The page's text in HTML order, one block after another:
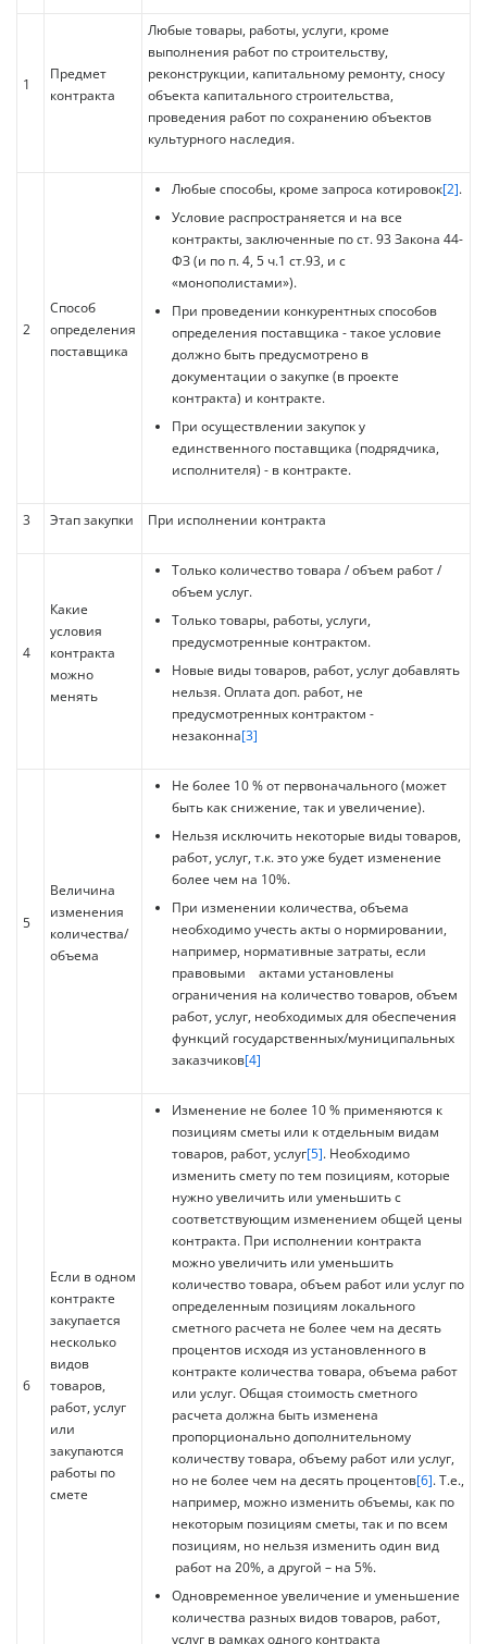
1
Предмет
контракта
Любые товары, работы, услуги, кроме
выполнения работ по строительству,
реконструкции, капитальному ремонту, сносу
объекта капитального строительства,
проведения работ по сохранению объектов
культурного наследия.
2
Способ
определения
поставщика
Любые способы, кроме запроса котировок[2].
Условие распространяется и на все
контракты, заключенные по ст. 93 Закона 44-
ФЗ (и по п. 4, 5 ч.1 ст.93, и с
«монополистами»).
При проведении конкурентных способов
определения поставщика - такое условие
должно быть предусмотрено в
документации о закупке (в проекте
контракта) и контракте.
При осуществлении закупок у
единственного поставщика (подрядчика,
исполнителя) - в контракте.
3 Этап закупки При исполнении контракта
4
Какие
условия
контракта
можно
менять
Только количество товара / объем работ /
объем услуг.
Только товары, работы, услуги,
предусмотренные контрактом.
Новые виды товаров, работ, услуг добавлять
нельзя. Оплата доп. работ, не
предусмотренных контрактом -
незаконна[3]
5
Величина
изменения
количества/
объема
Не более 10 % от первоначального (может
быть как снижение, так и увеличение).
Нельзя исключить некоторые виды товаров,
работ, услуг, т.к. это уже будет изменение
более чем на 10%.
При изменении количества, объема
необходимо учесть акты о нормировании,
например, нормативные затраты, если
правовыми актами установлены
ограничения на количество товаров, объем
работ, услуг, необходимых для обеспечения
функций государственных/муниципальных
заказчиков[4]
6
Если в одном
контракте
закупается
несколько
видов
товаров,
работ, услуг
или
закупаются
работы по
смете
Изменение не более 10 % применяются к
позициям сметы или к отдельным видам
товаров, работ, услуг[5]. Необходимо
изменить смету по тем позициям, которые
нужно увеличить или уменьшить с
соответствующим изменением общей цены
контракта. При исполнении контракта
можно увеличить или уменьшить
количество товара, объем работ или услуг по
определенным позициям локального
сметного расчета не более чем на десять
процентов исходя из установленного в
контракте количества товара, объема работ
или услуг. Общая стоимость сметного
расчета должна быть изменена
пропорционально дополнительному
количеству товара, объему работ или услуг,
но не более чем на десять процентов[6]. Т.е.,
например, можно изменить объемы, как по
некоторым позициям сметы, так и по всем
позициям, но нельзя изменить один вид
работ на 20%, а другой – на 5%.
Одновременное увеличение и уменьшение
количества разных видов товаров, работ,
услуг в рамках одного контракта